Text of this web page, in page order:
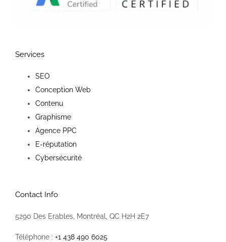
Services
SEO
Conception Web
Contenu
Graphisme
Agence PPC
E-réputation
Cybersécurité
Contact Info
5290 Des Erables, Montréal, QC H2H 2E7
Téléphone : +1 438 490 6025